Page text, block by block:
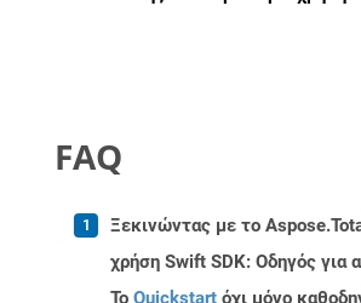
FAQ
Ξεκινώντας με το
χρήση Swift SDK: Οδηγός για
Το Quickstart όχι μόνο